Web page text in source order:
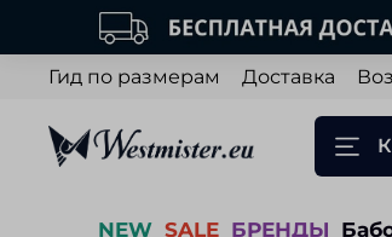
Гид по размерам Доставка
NEW SALE БРЕНДЫ